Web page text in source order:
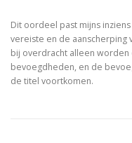
Dit oordeel past mijns
vereiste en de aanscherping
bij overdracht alleen
bevoegdheden, en de
de titel voortkomen.